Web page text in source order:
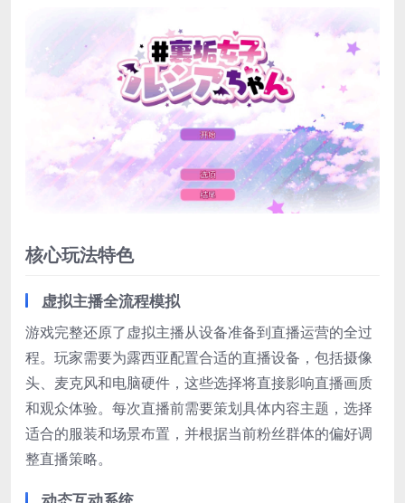
核心玩法特色
虚拟主播全流程模拟
游戏完整还原了虚拟主播从设备准备到直播运营的全过
程。玩家需要为露西亚配置合适的直播设备，包括摄像
头、麦克风和电脑硬件，这些选择将直接影响直播画质
和观众体验。每次直播前需要策划具体内容主题，选择
适合的服装和场景布置，并根据当前粉丝群体的偏好调
整直播策略。